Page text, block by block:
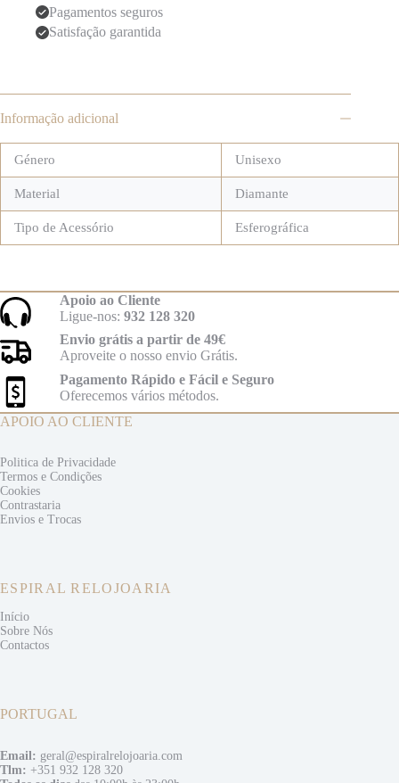
Pagamentos seguros
Satisfação garantida
Informação adicional
Género Unisexo
Material Diamante
Tipo de Acessório Esferográfica
Apoio ao Cliente
Ligue-nos: 932 128 320
Envio grátis a partir de 49€
Aproveite o nosso envio Grátis.
Pagamento Rápido e Fácil e Seguro
Oferecemos vários métodos.
APOIO AO CLIENTE
Politica de Privacidade
Termos e Condições
Cookies
Contrastaria
Envios e Trocas
ESPIRAL RELOJOARIA
Início
Sobre Nós
Contactos
PORTUGAL
Email: geral@espiralrelojoaria.com
Tlm: +351 932 128 320